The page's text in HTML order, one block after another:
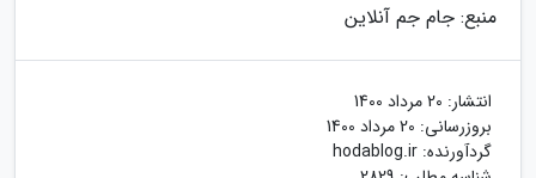
منبع: جام جم آنلاین
انتشار: 20 مرداد 1400
بروزرسانی: 20 مرداد 1400
گردآورنده: hodablog.ir